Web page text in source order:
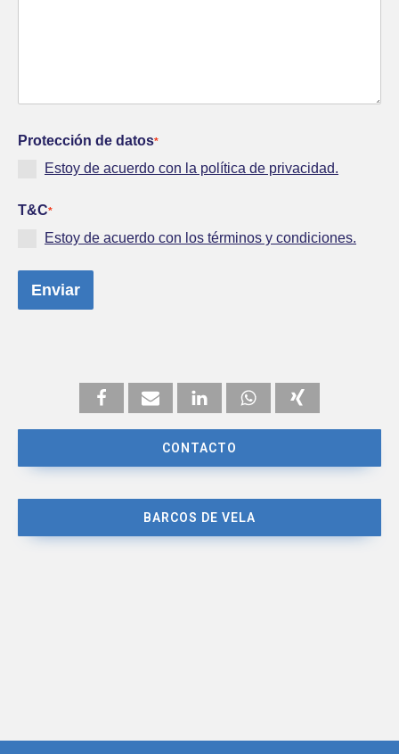
Protección de datos*
Estoy de acuerdo con la política de privacidad.
T&C*
Estoy de acuerdo con los términos y condiciones.
Enviar
CONTACTO
BARCOS DE VELA